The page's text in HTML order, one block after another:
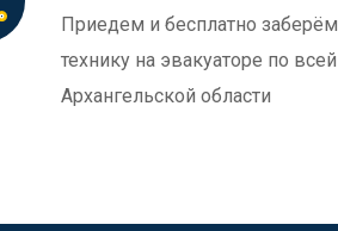
Приедем и бесплатно заберём
технику на эвакуаторе по всей
Архангельской области